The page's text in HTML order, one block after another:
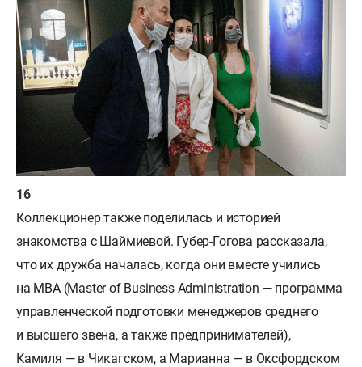
Коллекционер также поделилась и историей
знакомства с Шаймиевой. Губер-Гогова рассказала,
что их дружба началась, когда они вместе учились
на MBA (Master of Business Administration — программа
управленческой подготовки менеджеров среднего
и высшего звена, а также предпринимателей),
Камиля — в Чикагском, а Марианна — в Оксфордском